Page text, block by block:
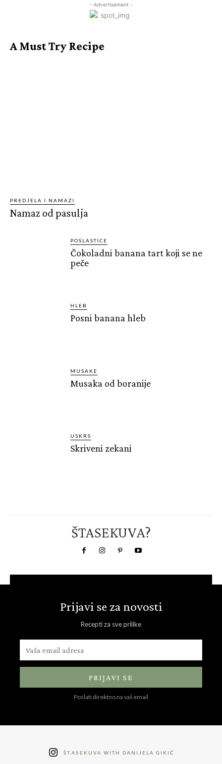
- Advertisement -
A Must Try Recipe
PREDJELA I NAMAZI
Namaz od pasulja
POSLASTICE
Čokoladni banana tart koji se ne
peče
HLEB
Posni banana hleb
MUSAKE
Musaka od boranije
USKRS
Skriveni zekani
ŠTASEKUVA?
Prijavi se za novosti
Recepti za sve prilike
PRIJAVI SE
Poslati direktno na vaš email
ŠTASEKUVA WITH DANIJELA GIKIĆ